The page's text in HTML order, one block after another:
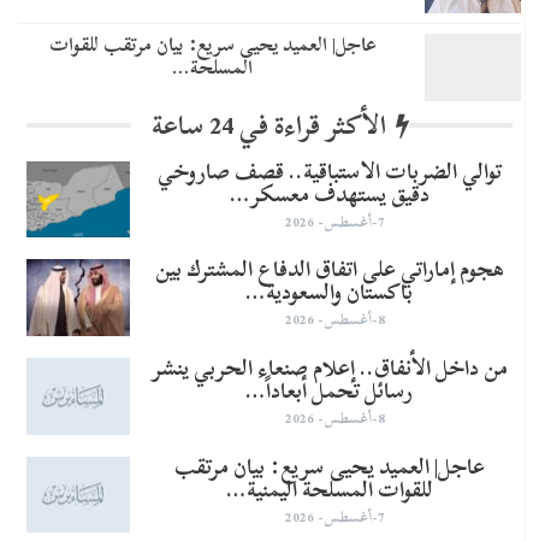
عاجل| العميد يحيى سريع: بيان مرتقب للقوات
المسلحة…
الأكثر قراءة في 24 ساعة
توالي الضربات الاستباقية.. قصف صاروخي
دقيق يستهدف معسكر…
7-أغسطس- 2026
هجوم إماراتي على اتفاق الدفاع المشترك بين
باكستان والسعودية…
8-أغسطس- 2026
من داخل الأنفاق.. إعلام صنعاء الحربي ينشر
رسائل تحمل أبعاداً…
8-أغسطس- 2026
عاجل| العميد يحيى سريع: بيان مرتقب
للقوات المسلحة اليمنية…
7-أغسطس- 2026